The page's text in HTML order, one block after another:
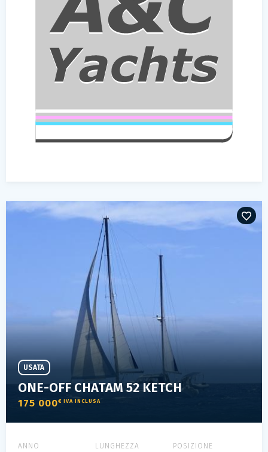
ONE-OFF CHATAM 52 KETCH
175 000€ IVA INCLUSA
USATA
ANNO LUNGHEZZA POSIZIONE